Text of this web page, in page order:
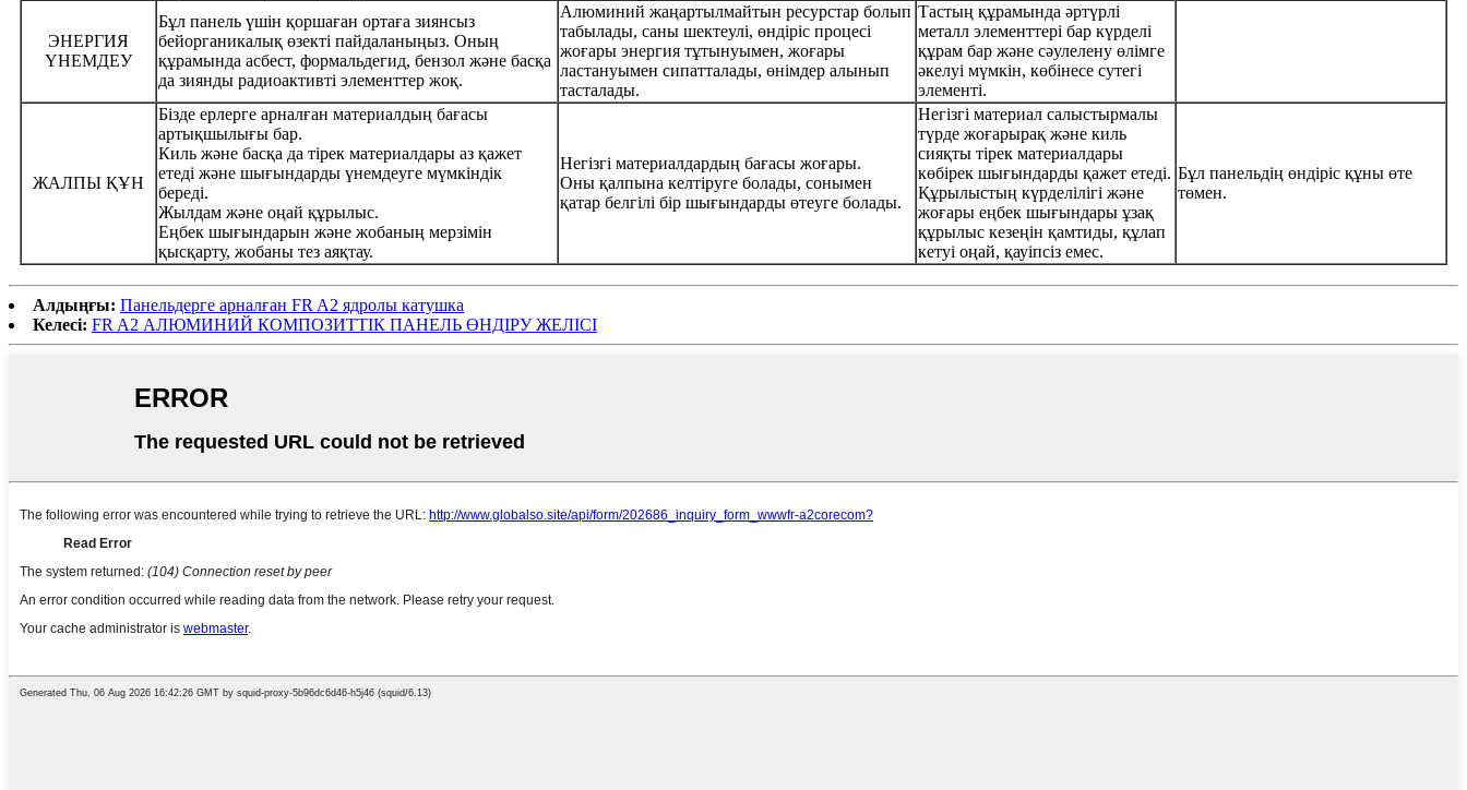
ЭНЕРГИЯ
ҮНЕМДЕУ
Бұл панель үшін қоршаған ортаға зиянсыз
бейорганикалық өзекті пайдаланыңыз. Оның
құрамында асбест, формальдегид, бензол және басқа
да зиянды радиоактивті элементтер жоқ.
Алюминий жаңартылмайтын ресурстар болып
табылады, саны шектеулі, өндіріс процесі
жоғары энергия тұтынуымен, жоғары
ластануымен сипатталады, өнімдер алынып
тасталады.
Тастың құрамында әртүрлі
металл элементтері бар күрделі
құрам бар және сәулелену өлімге
әкелуі мүмкін, көбінесе сутегі
элементі.
ЖАЛПЫ ҚҰН
Бізде ерлерге арналған материалдың бағасы
артықшылығы бар.
Киль және басқа да тірек материалдары аз қажет
етеді және шығындарды үнемдеуге мүмкіндік
береді.
Жылдам және оңай құрылыс.
Еңбек шығындарын және жобаның мерзімін
қысқарту, жобаны тез аяқтау.
Негізгі материалдардың бағасы жоғары.
Оны қалпына келтіруге болады, сонымен
қатар белгілі бір шығындарды өтеуге болады.
Негізгі материал салыстырмалы
түрде жоғарырақ және киль
сияқты тірек материалдары
көбірек шығындарды қажет етеді.
Құрылыстың күрделілігі және
жоғары еңбек шығындары ұзақ
құрылыс кезеңін қамтиды, құлап
кетуі оңай, қауіпсіз емес.
Бұл панельдің өндіріс құны өте
төмен.
Алдыңғы: Панельдерге арналған FR A2 ядролы катушка
Келесі: FR A2 АЛЮМИНИЙ КОМПОЗИТТІК ПАНЕЛЬ ӨНДІРУ ЖЕЛІСІ